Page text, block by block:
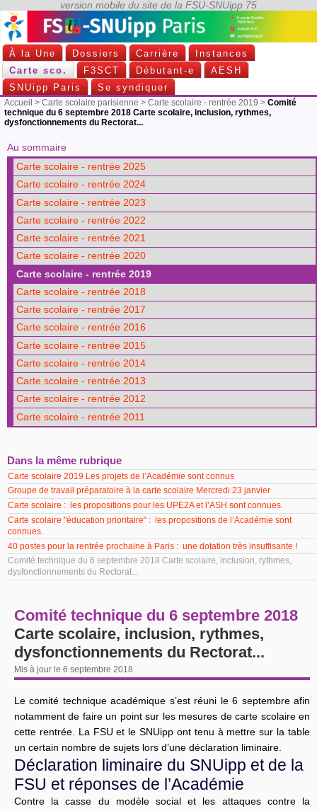
À la Une Dossiers Carrière
Instances
Carte sco.
F3SCT Débutant-e
AESH
SNUipp Paris
Se syndiquer
Accueil >Carte scolaire parisienne >Carte scolaire - rentrée 2019 >Comité
technique du 6 septembre 2018 Carte scolaire, inclusion, rythmes,
dysfonctionnements du Rectorat...
Au sommaire
Carte scolaire - rentrée 2025
Carte scolaire - rentrée 2024
Carte scolaire - rentrée 2023
Carte scolaire - rentrée 2022
Carte scolaire - rentrée 2021
Carte scolaire - rentrée 2020
Carte scolaire - rentrée 2019
Carte scolaire - rentrée 2018
Carte scolaire - rentrée 2017
Carte scolaire - rentrée 2016
Carte scolaire - rentrée 2015
Carte scolaire - rentrée 2014
Carte scolaire - rentrée 2013
Carte scolaire - rentrée 2012
Carte scolaire - rentrée 2011
Dans la même rubrique
Carte scolaire 2019 Les projets de l’Académie sont connus
Groupe de travail préparatoire à la carte scolaire Mercredi 23 janvier
Carte scolaire : les propositions pour les UPE2A et l’ASH sont connues.
Carte scolaire "éducation prioritaire" : les propositions de l’Académie sont
connues.
40 postes pour la rentrée prochaine à Paris : une dotation très insuffisante !
Comité technique du 6 septembre 2018 Carte scolaire, inclusion, rythmes,
dysfonctionnements du Rectorat...
Comité technique du 6 septembre 2018
Carte scolaire, inclusion, rythmes,
dysfonctionnements du Rectorat...
Mis à jour le 6 septembre 2018
Le comité technique académique s’est réuni le 6 septembre afin
notamment de faire un point sur les mesures de carte scolaire en
cette rentrée. La FSU et le SNUipp ont tenu à mettre sur la table
un certain nombre de sujets lors d’une déclaration liminaire.
Déclaration liminaire du SNUipp et de la
FSU et réponses de l’Académie
Contre la casse du modèle social et les attaques contre la